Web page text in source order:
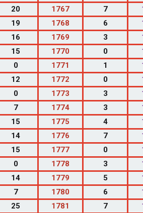
20 1767 7
19 1768 6
16 1769 3
15 1770 0
0 1771 1
12 1772 0
0 1773 3
7 1774 3
15 1775 4
14 1776 7
15 1777 0
0 1778 3
14 1779 5
7 1780 6
25 1781 7